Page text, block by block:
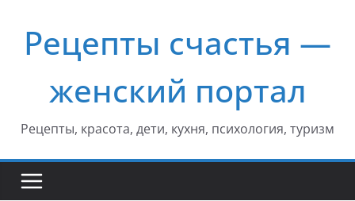
содержимому
Рецепты счастья —
женский портал
Рецепты, красота, дети, кухня, психология, туризм